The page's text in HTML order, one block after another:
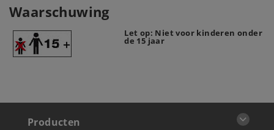
Waarschuwing
Let op: Niet voor kinderen onder
de 15 jaar
Producten